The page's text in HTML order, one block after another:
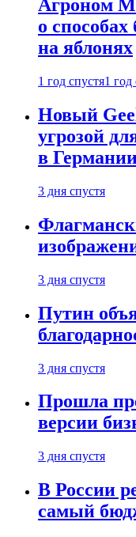
Агроном
о
на яблонях
1 год спустя1 год
Новый
угрозой
в
3 дня спустя
3 дня спустя
Путин
3 дня спустя
Прошла
версии
3 дня спустя
В России
самый